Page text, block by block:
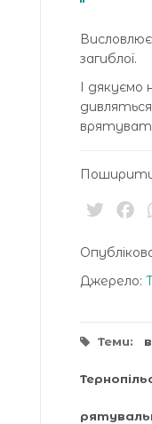
загиблої.
І дякуємо
Джерело:
Теми: